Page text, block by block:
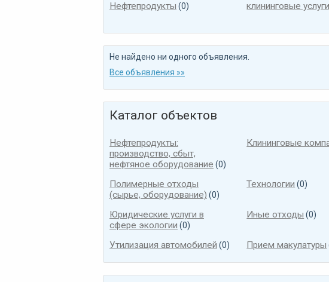
Нефтепродукты (0) клининговые услуги
Не найдено ни одного объявления.
Все объявления »»
Каталог объектов
Нефтепродукты:
производство, сбыт,
нефтяное оборудование (0)
Клининговые
Полимерные отходы
(сырье, оборудование) (0)
Технологии (0)
Юридические услуги в
сфере экологии (0)
Иные отходы (0)
Утилизация автомобилей (0) Прием макулатуры